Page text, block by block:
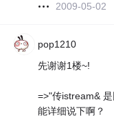
2009-05-02
pop1210
先谢谢1楼~!
=>"传istream&
能详细说下啊？